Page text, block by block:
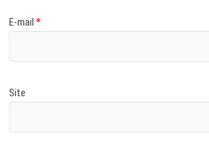
E-mail*
Site